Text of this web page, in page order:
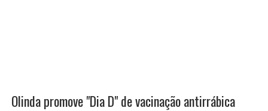
Olinda promove "Dia D" de vacinação antirrábica